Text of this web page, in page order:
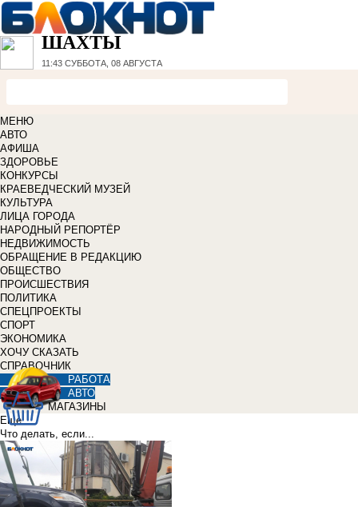
ШАХТЫ
11:43 СУББОТА, 08 АВГУСТА
МЕНЮ
АВТО
АФИША
ЗДОРОВЬЕ
КОНКУРСЫ
КРАЕВЕДЧЕСКИЙ МУЗЕЙ
КУЛЬТУРА
ЛИЦА ГОРОДА
НАРОДНЫЙ РЕПОРТЁР
НЕДВИЖИМОСТЬ
ОБРАЩЕНИЕ В РЕДАКЦИЮ
ОБЩЕСТВО
ПРОИСШЕСТВИЯ
ПОЛИТИКА
СПЕЦПРОЕКТЫ
СПОРТ
ЭКОНОМИКА
ХОЧУ СКАЗАТЬ
СПРАВОЧНИК
РАБОТА
АВТО
МАГАЗИНЫ
Еще
Что делать, если...